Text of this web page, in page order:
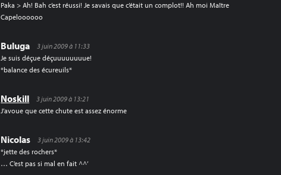
Paka > Ah! Bah c’est réussi! Je savais que c’était un complot!! Ah moi Maître
Capeloooooo
Buluga
3 juin 2009 à 11:33
Je suis déçue déçuuuuuuuue!
*balance des écureuils*
Noskill
3 juin 2009 à 13:21
J’avoue que cette chute est assez énorme
Nicolas
3 juin 2009 à 13:42
*jette des rochers*
… C’est pas si mal en fait ^^’